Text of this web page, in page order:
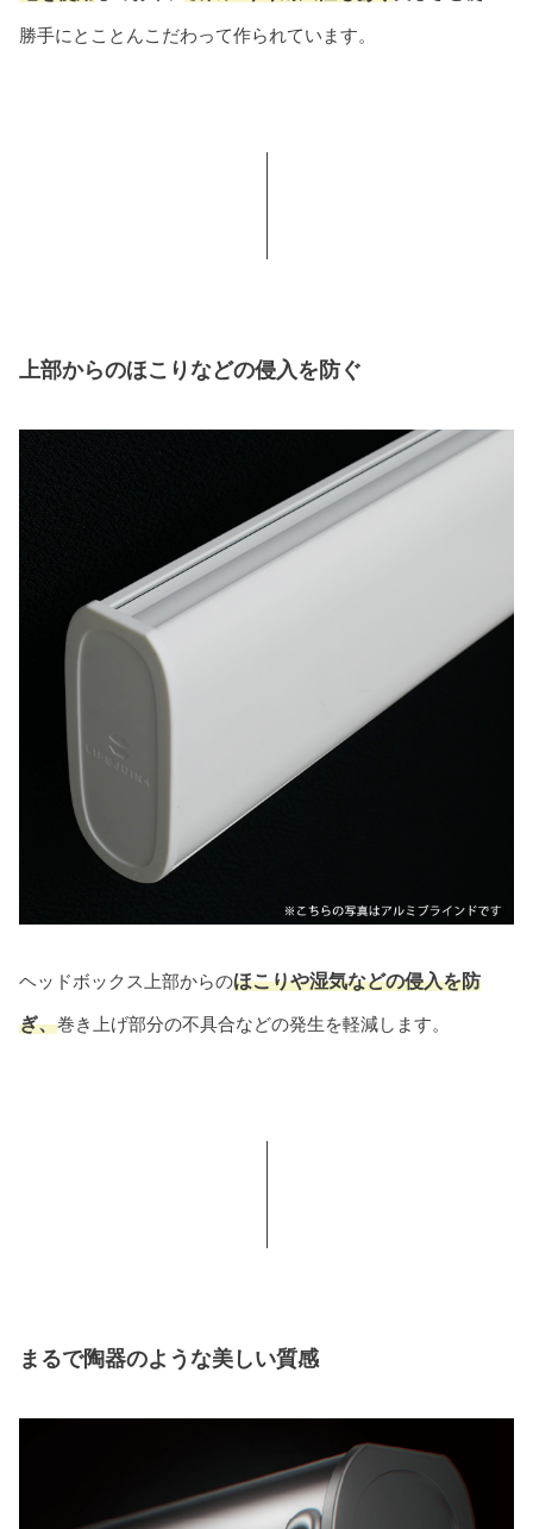
勝手にとことんこだわって作られています。
上部からのほこりなどの侵入を防ぐ
ヘッドボックス上部からのほこりや湿気などの侵入を防
ぎ、巻き上げ部分の不具合などの発生を軽減します。
まるで陶器のような美しい質感